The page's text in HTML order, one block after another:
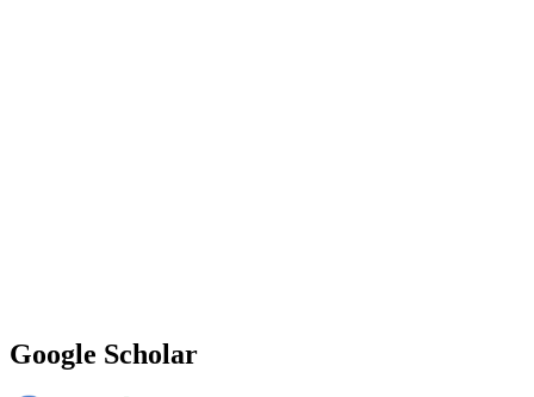
Google Scholar